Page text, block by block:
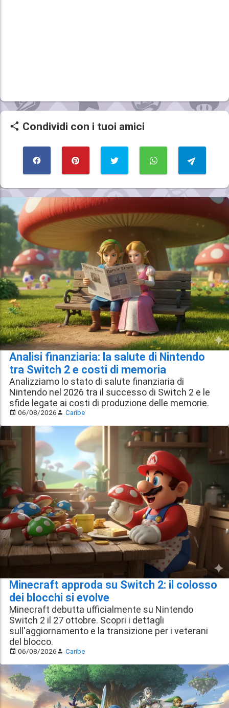
Condividi con i tuoi amici
Analisi finanziaria: la salute di Nintendo
tra Switch 2 e costi di memoria
Analizziamo lo stato di salute finanziaria di
Nintendo nel 2026 tra il successo di Switch 2 e le
sfide legate ai costi di produzione delle memorie.
06/08/2026 Caribe
Minecraft approda su Switch 2: il colosso
dei blocchi si evolve
Minecraft debutta ufficialmente su Nintendo
Switch 2 il 27 ottobre. Scopri i dettagli
sull'aggiornamento e la transizione per i veterani
del blocco.
06/08/2026 Caribe